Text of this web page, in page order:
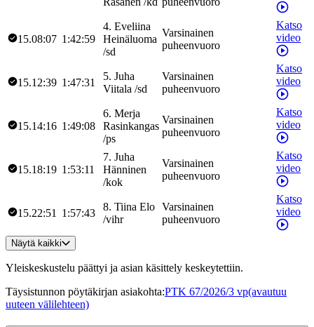
15.08:07 1:42:59
4. Eveliina
Heinäluoma
/sd
Varsinainen
puheenvuoro
Katso
video
15.12:39 1:47:31
5. Juha
Viitala /sd
Varsinainen
puheenvuoro
Katso
video
15.14:16 1:49:08
6. Merja
Rasinkangas
/ps
Varsinainen
puheenvuoro
Katso
video
15.18:19 1:53:11
7. Juha
Hänninen
/kok
Varsinainen
puheenvuoro
Katso
video
15.22:51 1:57:43
8. Tiina Elo
/vihr
Varsinainen
puheenvuoro
Katso
video
Näytä kaikki
Yleiskeskustelu päättyi ja asian käsittely keskeytettiin.
Täysistunnon pöytäkirjan asiakohta:PTK 67/2026/3 vp(avautuu
uuteen välilehteen)